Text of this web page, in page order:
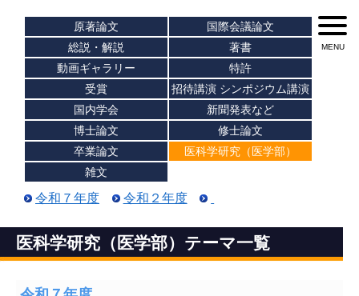
原著論文
国際会議論文
総説・解説
著書
動画ギャラリー
特許
受賞
招待講演 シンポジウム講演
国内学会
新聞発表など
博士論文
修士論文
卒業論文
医科学研究（医学部）
雑文
令和７年度 令和２年度
医科学研究（医学部）テーマ一覧